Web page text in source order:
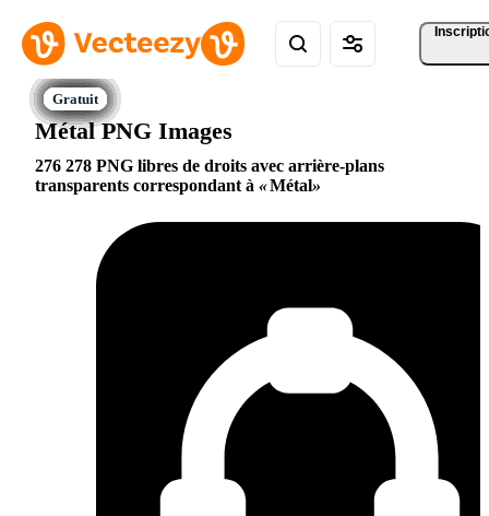
Métal PNG Images
276 278 PNG libres de droits avec arrière-plans
transparents correspondant à
Métal